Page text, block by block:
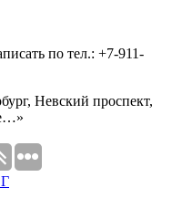
по тел.: +7-911-
Невский проспект,